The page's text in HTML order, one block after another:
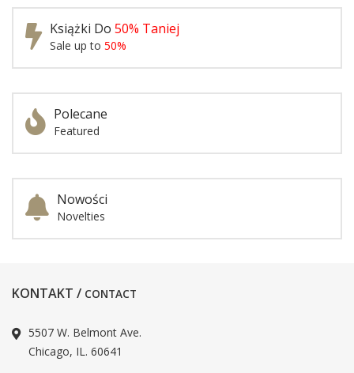
Książki Do 50% Taniej
Sale up to 50%
Polecane
Featured
Nowości
Novelties
KONTAKT / CONTACT
5507 W. Belmont Ave.
Chicago, IL. 60641